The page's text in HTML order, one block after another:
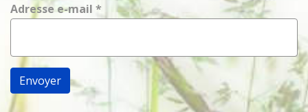
Adresse e-mail *
Envoyer